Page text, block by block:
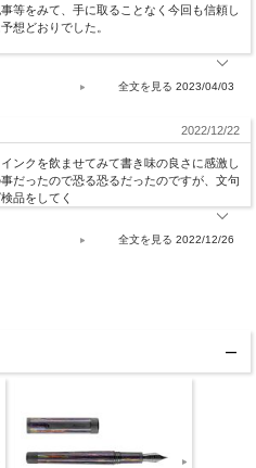
等をみて、手に取ることなく今回も信頼し
想どおりでした。
2023/04/03
2022/12/22
ンクを飲ませてみて書き味の良さに感激し
だったので恐る恐るだったのですが、文句
品をしてく
2022/12/26